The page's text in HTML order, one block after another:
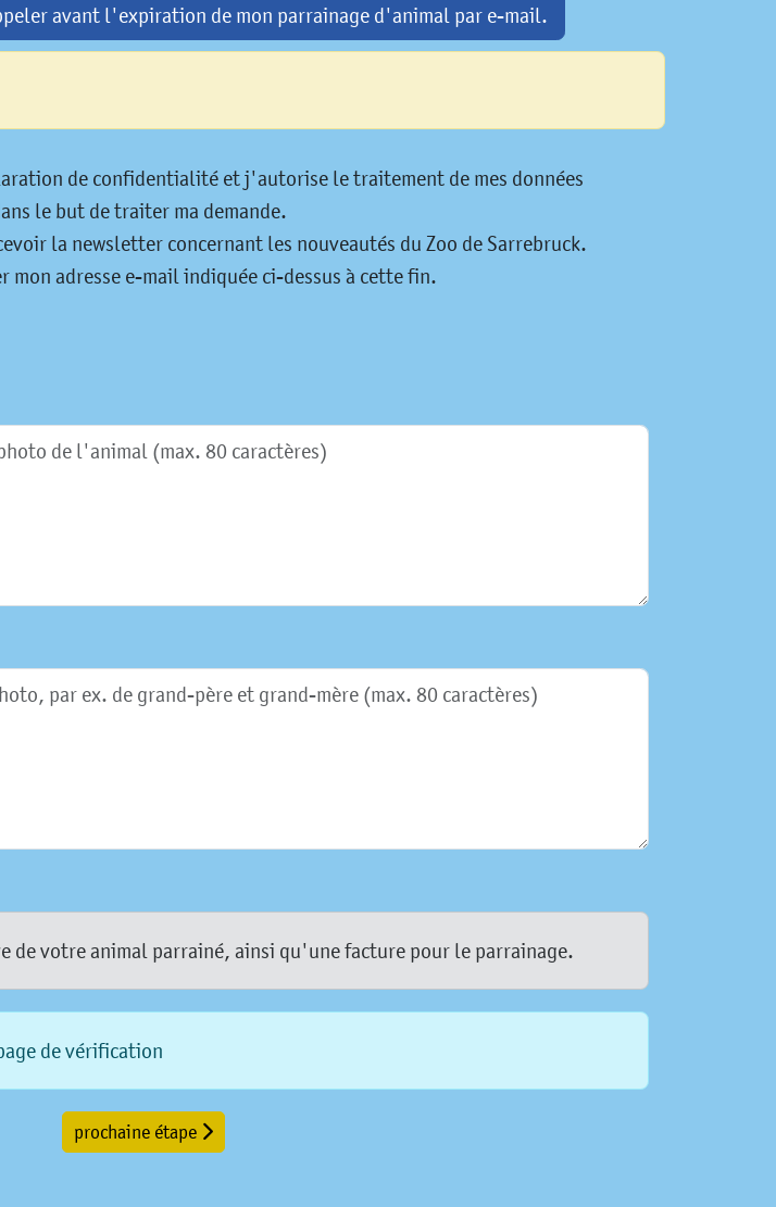
avant l'expiration de mon parrainage d'animal par e-mail.
de confidentialité et j'autorise le traitement de mes données
le but de traiter ma demande.
la newsletter concernant les nouveautés du Zoo de Sarrebruck.
mon adresse e-mail indiquée ci-dessus à cette fin.
de votre animal parrainé, ainsi qu'une facture pour le parrainage.
de vérification
prochaine étape